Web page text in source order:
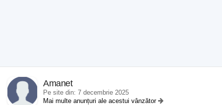
Amanet
Pe site din: 7 decembrie 2025
Mai multe anunțuri ale acestui vânzător